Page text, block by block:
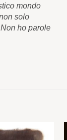
mondo
solo
ho parole